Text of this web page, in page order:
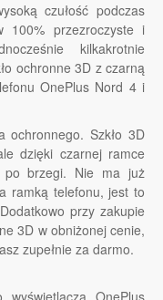
czułość podczas
100% przezroczyste i
kilkakrotnie
ochronne 3D z czarną
OnePlus Nord 4 i
ochronnego. Szkło 3D
dzięki czarnej ramce
po brzegi. Nie ma już
ramką telefonu, jest to
przy zakupie
3D w obniżonej cenie,
zupełnie za darmo.